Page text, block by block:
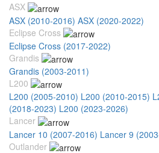
ASX
ASX (2010-2016) ASX (2020-2022)
Eclipse Cross
Eclipse Cross (2017-2022)
Grandis
Grandis (2003-2011)
L200
L200 (2005-2010) L200 (2010-2015)
(2018-2023) L200 (2023-2026)
Lancer
Lancer 10 (2007-2016) Lancer 9
Outlander